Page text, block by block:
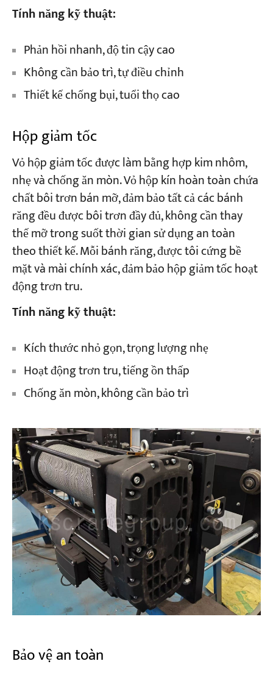
Tính năng kỹ thuật:
Phản hồi nhanh, độ tin cậy cao
Không cần bảo trì, tự điều chỉnh
Thiết kế chống bụi, tuổi thọ cao
Hộp giảm tốc
Vỏ hộp giảm tốc được làm bằng hợp kim nhôm,
nhẹ và chống ăn mòn. Vỏ hộp kín hoàn toàn chứa
chất bôi trơn bán mỡ, đảm bảo tất cả các bánh
răng đều được bôi trơn đầy đủ, không cần thay
thế mỡ trong suốt thời gian sử dụng an toàn
theo thiết kế. Mỗi bánh răng, được tôi cứng bề
mặt và mài chính xác, đảm bảo hộp giảm tốc hoạt
động trơn tru.
Tính năng kỹ thuật:
Kích thước nhỏ gọn, trọng lượng nhẹ
Hoạt động trơn tru, tiếng ồn thấp
Chống ăn mòn, không cần bảo trì
Bảo vệ an toàn